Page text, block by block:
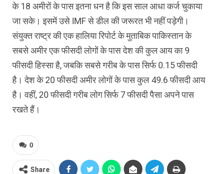
के 18 अमीरों के पास इतना धन है कि इस साल आधा कर्ज चुकाया
जा सके। इसमें उसे IMF से डील की जरूरत भी नहीं पड़ेगी।
संयुक्त राष्ट्र की एक हालिया रिपोर्ट के मुताबिक पाकिस्तान के
सबसे अमीर एक फीसदी लोगों के पास देश की कुल आय का 9
फीसदी हिस्सा है, जबकि सबसे गरीब के पास सिर्फ 0.15 फीसदी
है। देश के 20 फीसदी अमीर लोगों के पास कुल 49.6 फीसदी आय
है। वहीं, 20 फीसदी गरीब लोग सिर्फ 7 फीसदी पैसा अपने पास
रखते हैं।
0
Share